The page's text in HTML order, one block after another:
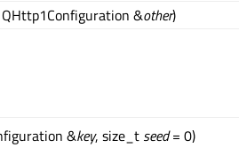
&other)
&key, size_t seed= 0)